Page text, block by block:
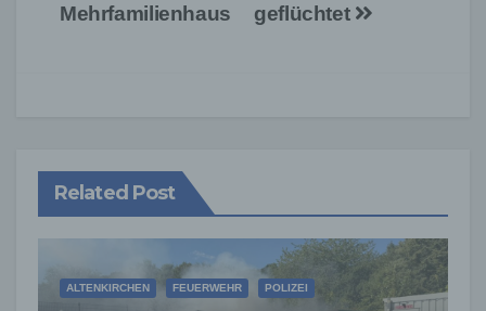
geflüchtet
Mehrfamilienhaus
Related Post
ALTENKIRCHEN FEUERWEHR POLIZEI